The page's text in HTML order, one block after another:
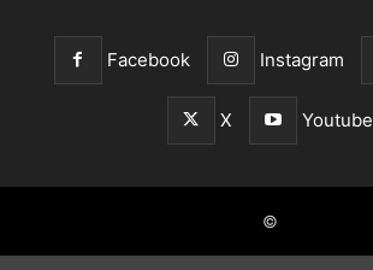
Facebook Instagram
X Youtube
©